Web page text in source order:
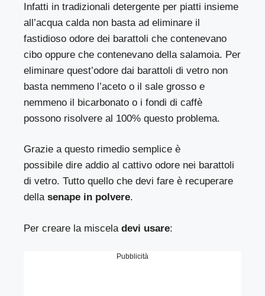
Infatti in tradizionali detergente per piatti insieme
all’acqua calda non basta ad eliminare il
fastidioso odore dei barattoli che contenevano
cibo oppure che contenevano della salamoia. Per
eliminare quest’odore dai barattoli di vetro non
basta nemmeno l’aceto o il sale grosso e
nemmeno il bicarbonato o i fondi di caffè
possono risolvere al 100% questo problema.
Grazie a questo rimedio semplice è
possibile dire addio al cattivo odore nei barattoli
di vetro. Tutto quello che devi fare è recuperare
dellasenape in polvere.
Per creare la misceladevi usare:
Pubblicità